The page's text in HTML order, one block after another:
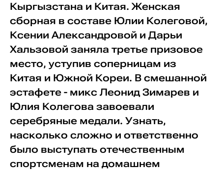
Кыргызстана и Китая. Женская
сборная в составе Юлии Колеговой,
Ксении Александровой и Дарьи
Хальзовой заняла третье призовое
место, уступив соперницам из
Китая и Южной Кореи. В смешанной
эстафете - микс Леонид Зимарев и
Юлия Колегова завоевали
серебряные медали. Узнать,
насколько сложно и ответственно
было выступать отечественным
спортсменам на домашнем